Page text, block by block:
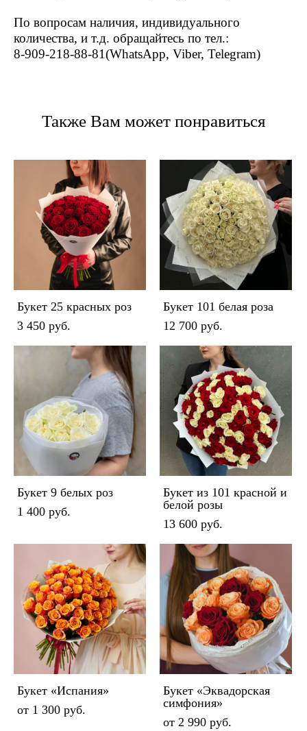
По вопросам наличия, индивидуального
количества, и т.д. обращайтесь по тел.:
8-909-218-88-81(WhatsApp, Viber, Telegram)
Также Вам может понравиться
Букет 25 красных роз
3 450 pуб.
Букет 101 белая роза
12 700 pуб.
Букет 9 белых роз
1 400 pуб.
Букет из 101 красной и
белой розы
13 600 pуб.
Букет «Испания»
от 1 300 pуб.
Букет «Эквадорская
симфония»
от 2 990 pуб.